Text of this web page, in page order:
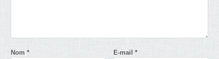
Nom* E-mail*